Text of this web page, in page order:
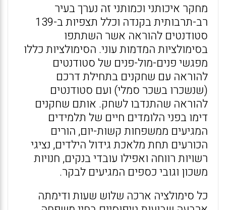
מחקר איכותני וכמותני זה נערך בעיר
רב-תרבותית בקנדה וכלל תצפיות ב-139
סטודנטים להוראה אשר השתתפו
בסימולציות המדמות עוני. הסימולציות כללו
מפגשי פנים-מול-פנים של סטודנטים
להוראה עם שחקנים בתחילת דרכם
(שנשכרו בשכר סמלי) ועם סטודנטים
להוראה שהתנדבו לשחק. אותם שחקנים
דימו בפני הלומדים חיים של תלמידים
המגיעים ממשפחות קשות-יום, הורים
הכורעים תחת מלאכת גידול הילדים, נציגי
רשויות רווחה ואפילו עובדי בנקים, חנויות
משכון וגובי כספים המגיעים לבקר.
כל סימולציה ארכה שלוש שעות ודימתה